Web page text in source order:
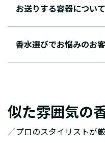
お送りする容器について
香水選びでお悩みのお
似た雰囲気の
／プロのスタイリストが